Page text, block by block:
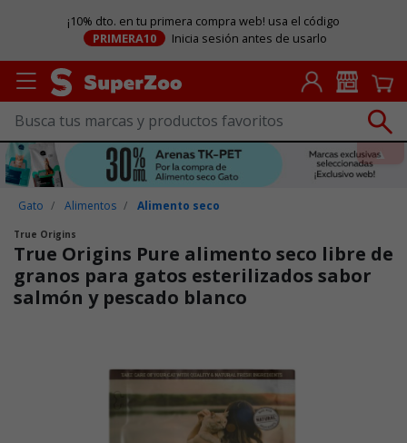
¡10% dto. en tu primera compra web! usa el código
PRIMERA10
Inicia sesión antes de usarlo
Gato Alimentos Alimento seco
True Origins
True Origins Pure alimento seco libre de
granos para gatos esterilizados sabor
salmón y pescado blanco